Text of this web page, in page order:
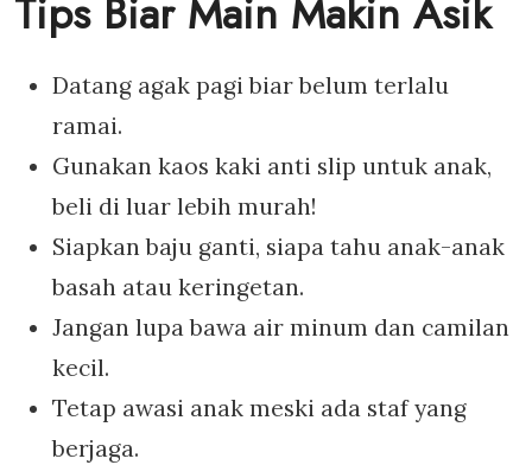
Tips Biar Main Makin Asik
Datang agak pagi biar belum terlalu
ramai.
Gunakan kaos kaki anti slip untuk anak,
beli di luar lebih murah!
Siapkan baju ganti, siapa tahu anak-anak
basah atau keringetan.
Jangan lupa bawa air minum dan camilan
kecil.
Tetap awasi anak meski ada staf yang
berjaga.